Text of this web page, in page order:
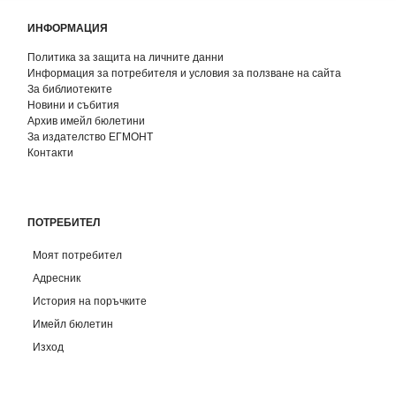
ИНФОРМАЦИЯ
Политика за защита на личните данни
Информация за потребителя и условия за ползване на сайта
За библиотеките
Новини и събития
Архив имейл бюлетини
За издателство ЕГМОНТ
Контакти
ПОТРЕБИТЕЛ
Моят потребител
Адресник
История на поръчките
Имейл бюлетин
Изход